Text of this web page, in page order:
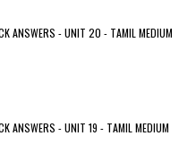
ANSWERS - UNIT 20 - TAMIL MEDIUM
ANSWERS - UNIT 19 - TAMIL MEDIUM